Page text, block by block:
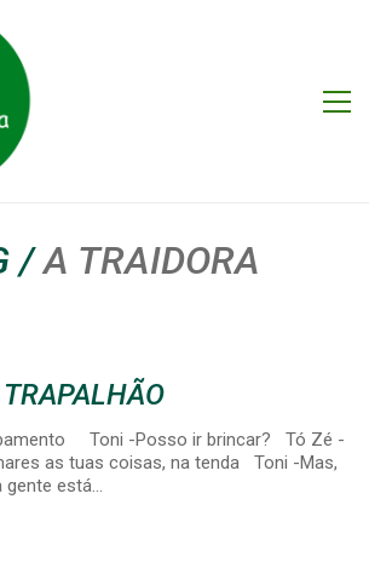
/A TRAIDORA
Toni -Posso ir brincar? Tó Zé -
as tuas coisas, na tenda Toni -Mas,
está…